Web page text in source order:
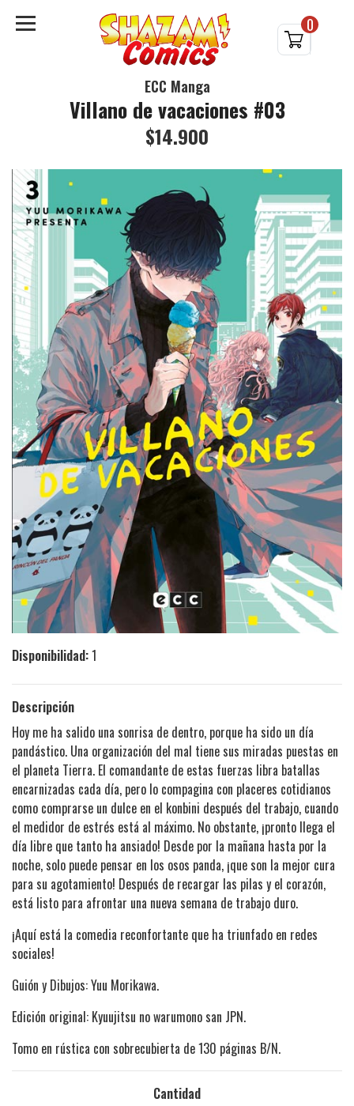
0
ECC Manga
Villano de vacaciones #03
$14.900
Disponibilidad:1
Descripción
Hoy me ha salido una sonrisa de dentro, porque ha sido un día
pandástico. Una organización del mal tiene sus miradas puestas en
el planeta Tierra. El comandante de estas fuerzas libra batallas
encarnizadas cada día, pero lo compagina con placeres cotidianos
como comprarse un dulce en el konbini después del trabajo, cuando
el medidor de estrés está al máximo. No obstante, ¡pronto llega el
día libre que tanto ha ansiado! Desde por la mañana hasta por la
noche, solo puede pensar en los osos panda, ¡que son la mejor cura
para su agotamiento! Después de recargar las pilas y el corazón,
está listo para afrontar una nueva semana de trabajo duro.
¡Aquí está la comedia reconfortante que ha triunfado en redes
sociales!
Guión y Dibujos: Yuu Morikawa.
Edición original: Kyuujitsu no warumono san JPN.
Tomo en rústica con sobrecubierta de 130 páginas B/N.
Cantidad